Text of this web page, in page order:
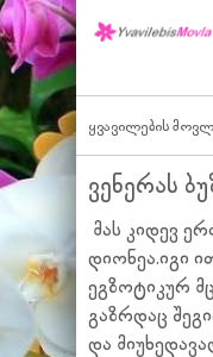
ყვავილების
ვენერას
მას კიდევ
დიონეა.იგი
ეგზოტიკურ
გაზრდაც
და